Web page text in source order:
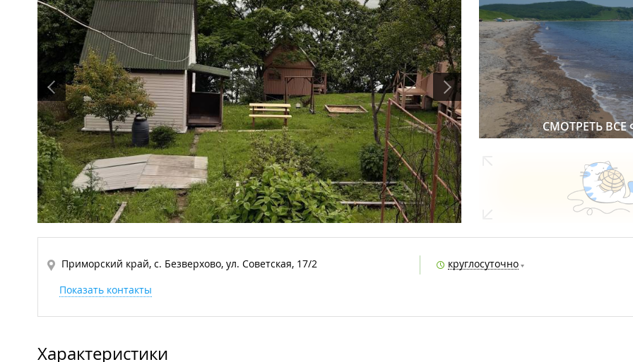
СМОТРЕТЬ ВСЕ
Приморский край, с. Безверхово, ул. Советская, 17/2
круглосуточно
Показать контакты
Характеристики